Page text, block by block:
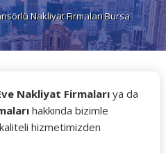
Nakliyat Firmaları Bursa
Nakliyat Firmalarıya da
hakkında bizimle
hizmetimizden